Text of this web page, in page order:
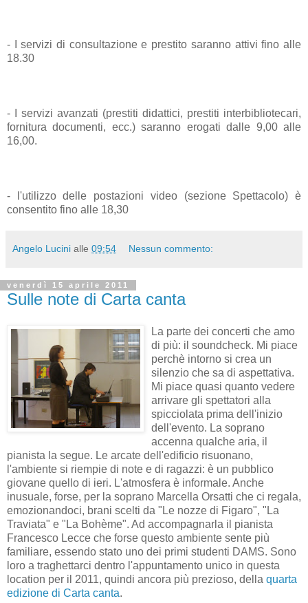
- I servizi di consultazione e prestito saranno attivi fino alle
18.30
- I servizi avanzati (prestiti didattici, prestiti interbibliotecari,
fornitura documenti, ecc.) saranno erogati dalle 9,00 alle
16,00.
- l'utilizzo delle postazioni video (sezione Spettacolo) è
consentito fino alle 18,30
Angelo Lucini alle 09:54 Nessun commento:
venerdì 15 aprile 2011
Sulle note di Carta canta
La parte dei concerti che amo
di più: il soundcheck. Mi piace
perchè intorno si crea un
silenzio che sa di aspettativa.
Mi piace quasi quanto vedere
arrivare gli spettatori alla
spicciolata prima dell'inizio
dell'evento. La soprano
accenna qualche aria, il
pianista la segue. Le arcate dell'edificio risuonano,
l'ambiente si riempie di note e di ragazzi: è un pubblico
giovane quello di ieri. L'atmosfera è informale. Anche
inusuale, forse, per la soprano Marcella Orsatti che ci regala,
emozionandoci, brani scelti da "Le nozze di Figaro", "La
Traviata" e "La Bohème". Ad accompagnarla il pianista
Francesco Lecce che forse questo ambiente sente più
familiare, essendo stato uno dei primi studenti DAMS. Sono
loro a traghettarci dentro l'appuntamento unico in questa
location per il 2011, quindi ancora più prezioso, della quarta
edizione di Carta canta.